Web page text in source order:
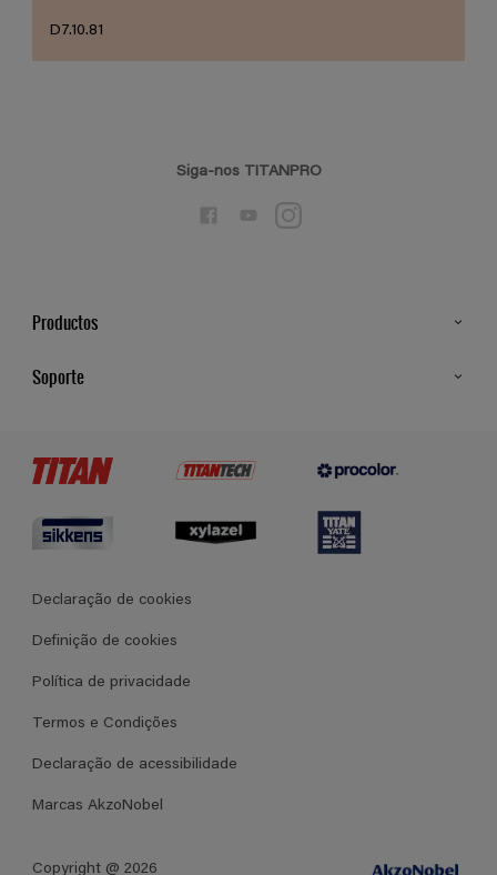
D7.10.81
Siga-nos TITANPRO
Productos
Soporte
Termos e Condições Gerais de Venda
Declaração de cookies
Definição de cookies
Política de privacidade
Termos e Condições
Declaração de acessibilidade
Marcas AkzoNobel
Copyright @ 2026